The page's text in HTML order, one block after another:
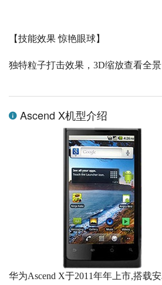
【技能效果 惊艳眼球】
独特粒子打击效果， 3D缩放查看全
Ascend X机型介绍
华为Ascend X于2011年年上市,搭载